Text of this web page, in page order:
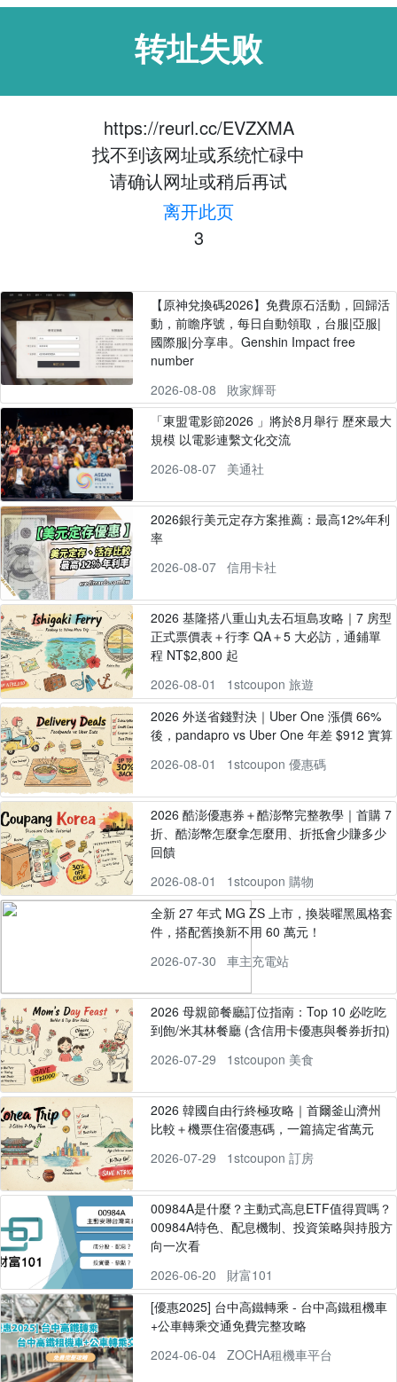
转址失败
https://reurl.cc/EVZXMA
找不到该网址或系统忙碌中
请确认网址或稍后再试
离开此页
3
【原神兌換碼2026】免費原石活動，回歸活
動，前瞻序號，每日自動領取，台服|亞服|
國際服|分享串。Genshin Impact free
number
2026-08-08
敗家輝哥
「東盟電影節2026 」將於8月舉行 歷來最大
規模 以電影連繫文化交流
2026-08-07
美通社
2026銀行美元定存方案推薦：最高12%年利
率
2026-08-07
信用卡社
2026 基隆搭八重山丸去石垣島攻略｜7 房型
正式票價表＋行李 QA＋5 大必訪，通鋪單
程 NT$2,800 起
2026-08-01
1stcoupon 旅遊
2026 外送省錢對決｜Uber One 漲價 66%
後，pandapro vs Uber One 年差 $912 實算
2026-08-01
1stcoupon 優惠碼
2026 酷澎優惠券＋酷澎幣完整教學｜首購 7
折、酷澎幣怎麼拿怎麼用、折抵會少賺多少
回饋
2026-08-01
1stcoupon 購物
全新 27 年式 MG ZS 上市，換裝曜黑風格套
件，搭配舊換新不用 60 萬元！
2026-07-30
車主充電站
2026 母親節餐廳訂位指南：Top 10 必吃吃
到飽/米其林餐廳 (含信用卡優惠與餐券折扣)
2026-07-29
1stcoupon 美食
2026 韓國自由行終極攻略｜首爾釜山濟州
比較＋機票住宿優惠碼，一篇搞定省萬元
2026-07-29
1stcoupon 訂房
00984A是什麼？主動式高息ETF值得買嗎？
00984A特色、配息機制、投資策略與持股方
向一次看
2026-06-20
財富101
[優惠2025] 台中高鐵轉乘 - 台中高鐵租機車
+公車轉乘交通免費完整攻略
2024-06-04
ZOCHA租機車平台